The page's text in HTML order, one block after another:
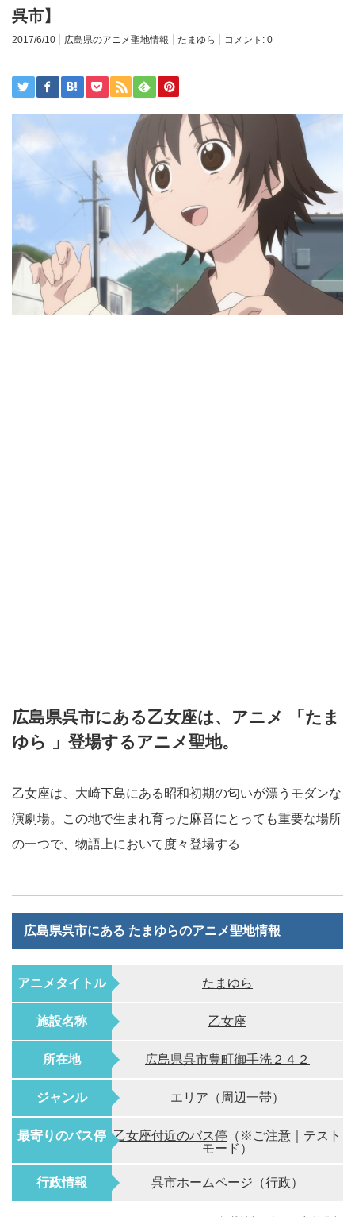
呉市】
2017/6/10 広島県のアニメ聖地情報 たまゆら コメント: 0
広島県呉市にある乙女座は、アニメ 「たま
ゆら 」登場するアニメ聖地。
乙女座は、大崎下島にある昭和初期の匂いが漂うモダンな
演劇場。この地で生まれ育った麻音にとっても重要な場所
の一つで、物語上において度々登場する
広島県呉市にある たまゆらのアニメ聖地情報
アニメタイトル たまゆら
施設名称 乙女座
所在地 広島県呉市豊町御手洗２４２
ジャンル エリア（周辺一帯）
最寄りのバス停 乙女座付近のバス停 （※ご注意｜テスト
モード）
行政情報 呉市ホームページ（行政）